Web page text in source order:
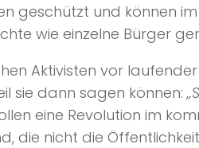
geschützt und können
wie einzelne Bürger
Aktivisten vor
sie dann sagen können:
eine Revolution im
die nicht die